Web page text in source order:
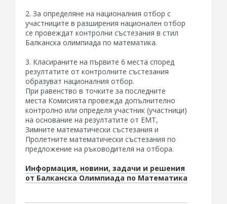
2. За определяне на националния отбор с
участниците в разширения национален отбор
се провеждат контролни състезания в стил
Балканска олимпиада по математика.
3. Класираните на първите 6 места според
резултатите от контролните състезания
образуват националния отбор.
При равенство в точките за последните
места Комисията провежда допълнително
контролно или определя участник (участници)
на основание на резултатите от EMT,
Зимните математически състезания и
Пролетните математически състезания по
предложение на ръководителя на отбора.
Информация, новини, задачи и решения
от Балканска Олимпиада по Математика